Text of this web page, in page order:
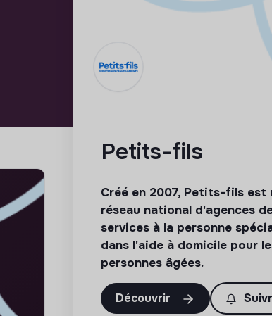
Petits-fils
Créé en 2007, Petits-fils est
réseau national d'agences
services à la personne
dans l'aide à domicile pour
personnes âgées.
Découvrir